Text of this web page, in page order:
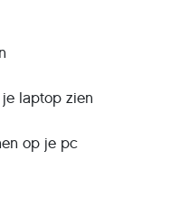
laptop zien
op je pc